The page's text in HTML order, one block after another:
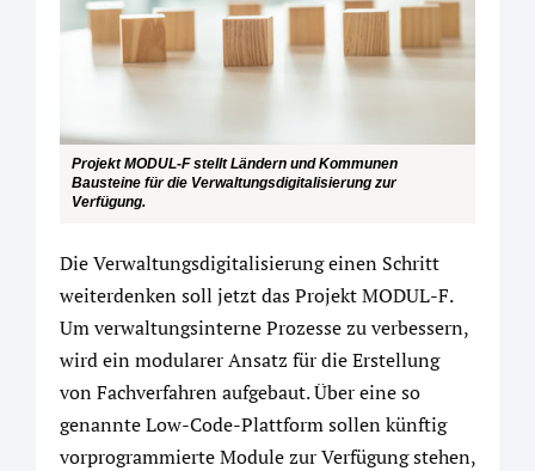
Projekt MODUL-F stellt Ländern und Kommunen
Bausteine für die Verwaltungsdigitalisierung zur
Verfügung.
Die Verwaltungsdigitalisierung einen Schritt
weiterdenken soll jetzt das Projekt MODUL-F.
Um verwaltungsinterne Prozesse zu verbessern,
wird ein modularer Ansatz für die Erstellung
von Fachverfahren aufgebaut. Über eine so
genannte Low-Code-Plattform sollen künftig
vorprogrammierte Module zur Verfügung stehen,